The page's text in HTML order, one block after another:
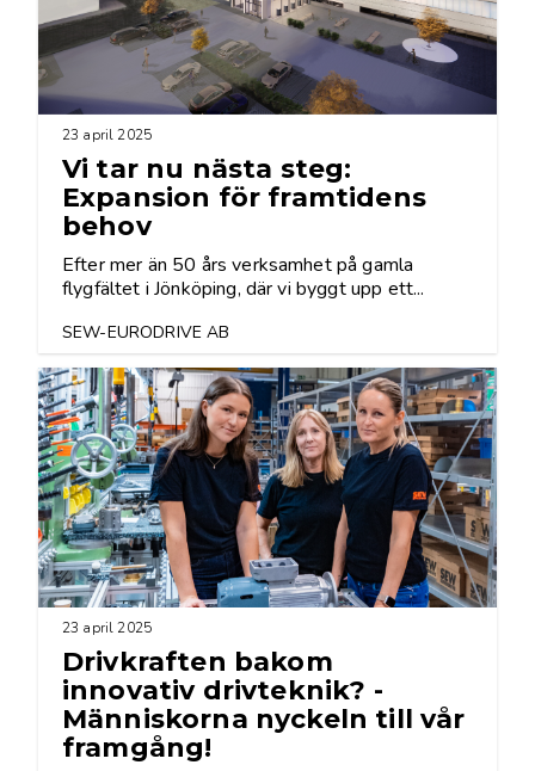
23 april 2025
Vi tar nu nästa steg:
Expansion för framtidens
behov
Efter mer än 50 års verksamhet på gamla
flygfältet i Jönköping, där vi byggt upp ett...
SEW-EURODRIVE AB
23 april 2025
Drivkraften bakom
innovativ drivteknik? -
Människorna nyckeln till vår
framgång!